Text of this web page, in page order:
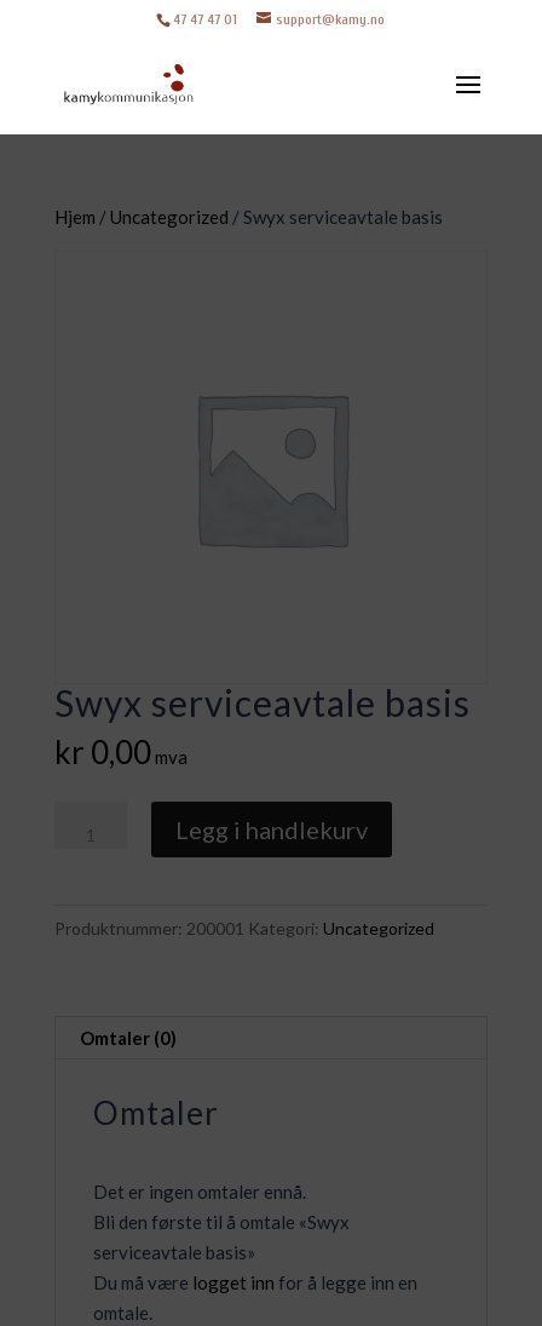
47 47 47 01 support@kamy.no
Hjem / Uncategorized / Swyx serviceavtale basis
Swyx serviceavtale basis
kr 0,00 mva
serviceavtale
Legg i handlekurv
Produktnummer: 200001 Kategori: Uncategorized
Omtaler (0)
Omtaler
Det er ingen omtaler ennå.
Bli den første til å omtale «Swyx
serviceavtale basis»
Du må være logget inn for å legge inn en
omtale.